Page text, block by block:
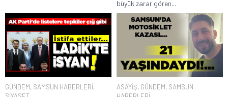
büyük zarar gören...
GÜNDEM, SAMSUN HABERLERİ,
ASAYİŞ, GÜNDEM, SAMSUN